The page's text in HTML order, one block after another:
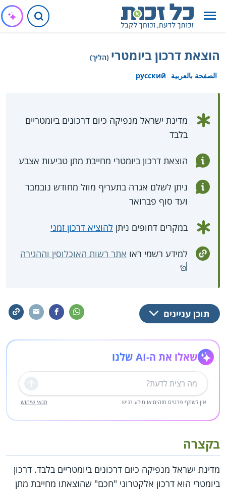
הוצאת דרכון ביומטרי (הליך)
الصفحة بالعربية
русский
מדינת ישראל מנפיקה כיום דרכונים ביומטריים
בלבד
הוצאת דרכון ביומטרי מחייבת מתן טביעות אצבע
ניתן לשלם אגרה בתעריף מוזל מחודש נובמבר
ועד סוף פברואר
במקרים דחופים ניתן להוציא דרכון זמני
למידע רשמי ראו אתר רשות האוכלוסין וההגירה
תוכן עניינים
שאלו את ה-AI שלנו
שליחה
אין לשתף פרטים מזהים או מידע רגיש תנאי שימוש
בקצרה
מדינת ישראל מנפיקה כיום דרכונים ביומטריים בלבד. דרכון
ביומטרי הוא דרכון אלקטרוני "חכם" שהוצאתו מחייבת מתן